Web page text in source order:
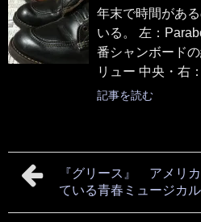
年末で時間があ
いる。 左：
番シャンボード
リュー 中央・右
記事を読む
『グリース』 アメリ
ている青春ミュージカル